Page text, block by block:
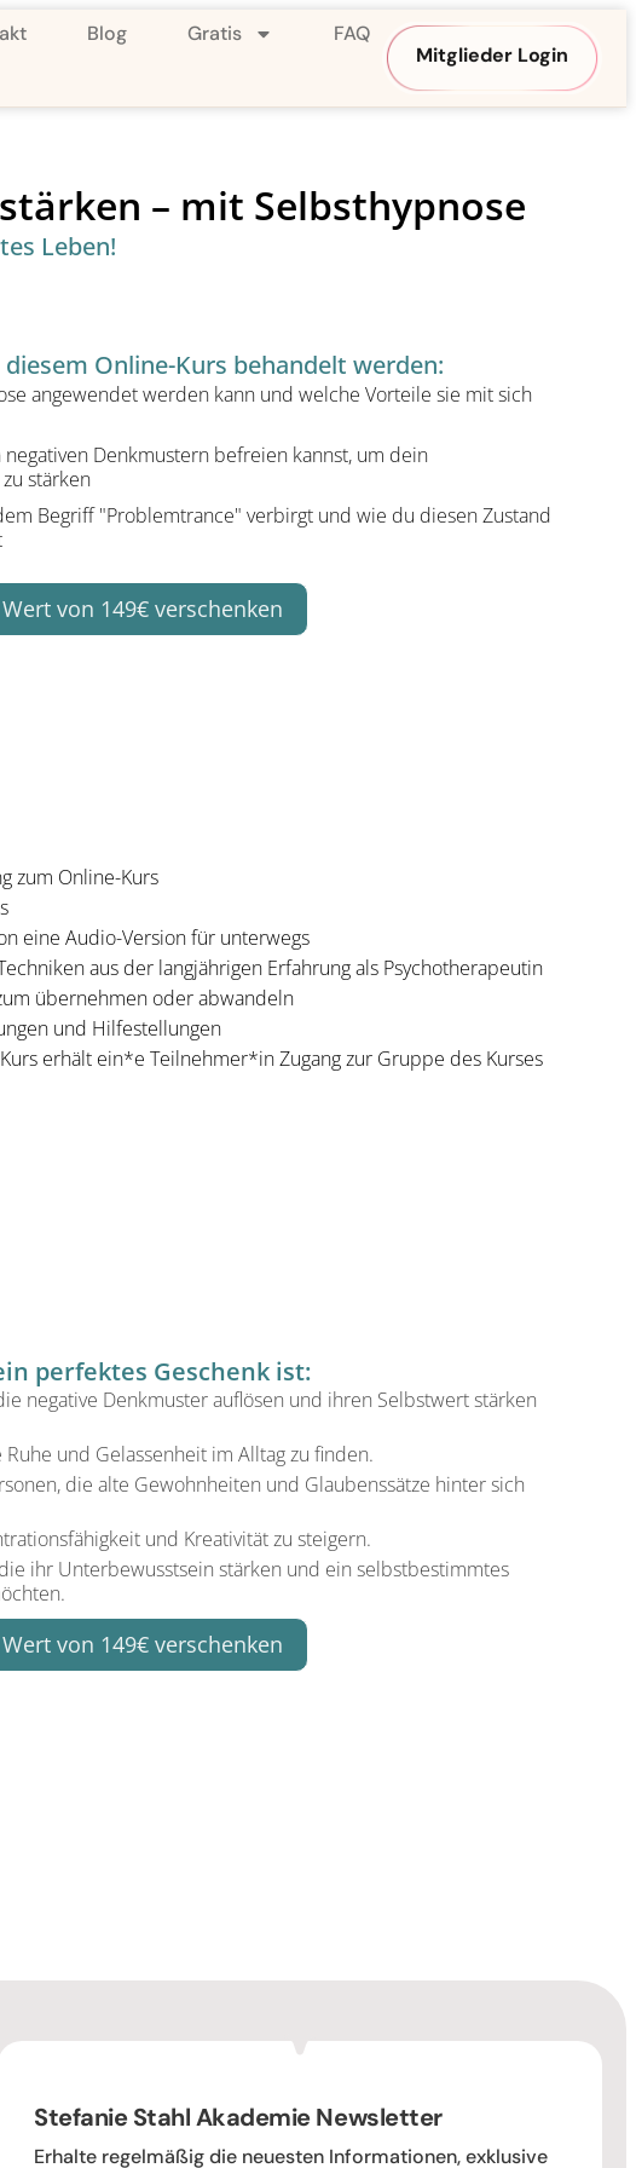
Blog Gratis
FAQ
Mitglieder Login
– mit Selbsthypnose
Leben!
Online-Kurs behandelt werden:
angewendet werden kann und welche Vorteile sie mit sich
Denkmustern befreien kannst, um dein
stärken
Begriff "Problemtrance" verbirgt und wie du diesen Zustand
von 149€ verschenken
zum Online-Kurs
eine Audio-Version für unterwegs
aus der langjährigen Erfahrung als Psychotherapeutin
übernehmen oder abwandeln
und Hilfestellungen
erhält ein*e Teilnehmer*in Zugang zur Gruppe des Kurses
perfektes Geschenk ist:
negative Denkmuster auflösen und ihren Selbstwert stärken
und Gelassenheit im Alltag zu finden.
die alte Gewohnheiten und Glaubenssätze hinter sich
und Kreativität zu steigern.
ihr Unterbewusstsein stärken und ein selbstbestimmtes
von 149€ verschenken
Stefanie Stahl Akademie Newsletter
Erhalte regelmäßig die neuesten Informationen, exklusive